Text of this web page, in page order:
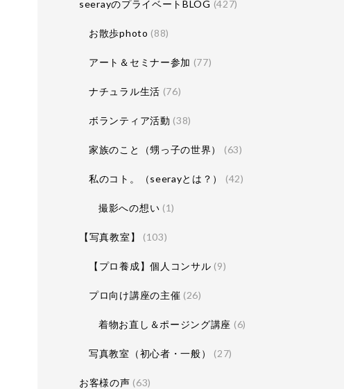
seerayのプライベートBLOG (427)
お散歩photo (88)
アート＆セミナー参加 (77)
ナチュラル生活 (76)
ボランティア活動 (38)
家族のこと（甥っ子の世界） (63)
私のコト。（seerayとは？） (42)
撮影への想い (1)
【写真教室】 (103)
【プロ養成】個人コンサル (9)
プロ向け講座の主催 (26)
着物お直し＆ポージング講座 (6)
写真教室（初心者・一般） (27)
お客様の声 (63)